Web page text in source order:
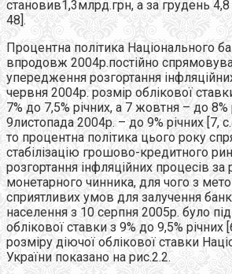
становив1,3млрд.грн, а за грудень
48].
Процентна політика Національного
впродовж 2004р.постійно
упередження розгортання
червня 2004р. розмір облікової
7% до 7,5% річних, а 7 жовтня – до 8%
9листопада 2004р. – до 9% річних [7,
то процентна політика цього року
стабілізацію грошово-кредитного
розгортання інфляційних процесів за
монетарного чинника, для чого з
сприятливих умов для залучення
населення з 10 серпня 2005р. було
облікової ставки з 9% до 9,5% річних
розміру діючої облікової ставки
України показано на рис.2.2.